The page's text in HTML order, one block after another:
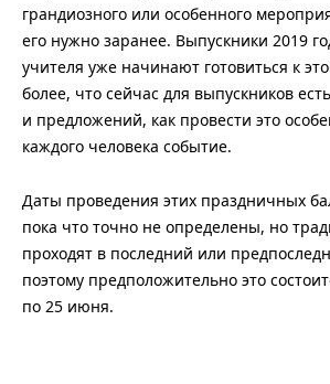
грандиозного или особенного
его нужно заранее. Выпускники 2019
учителя уже начинают готовиться к
более, что сейчас для выпускников
и предложений, как провести это
каждого человека событие.
Даты проведения этих праздничных
пока что точно не определены, но
проходят в последний или
поэтому предположительно это
по 25 июня.